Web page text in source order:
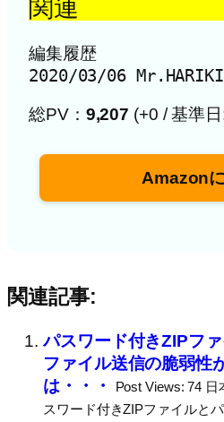
関連
編集履歴
2020/03/06
総PV： 9,207 (+0 / 基準
Amazon
関連記事:
パスワード付きZIPフ
ファイル送信の脆弱性
は・・・
Post Views: 74
スワード付きZIPファイルと